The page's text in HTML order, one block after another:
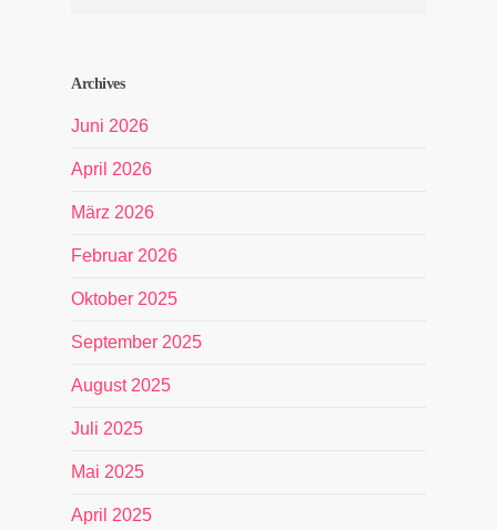
Archives
Juni 2026
April 2026
März 2026
Februar 2026
Oktober 2025
September 2025
August 2025
Juli 2025
Mai 2025
April 2025